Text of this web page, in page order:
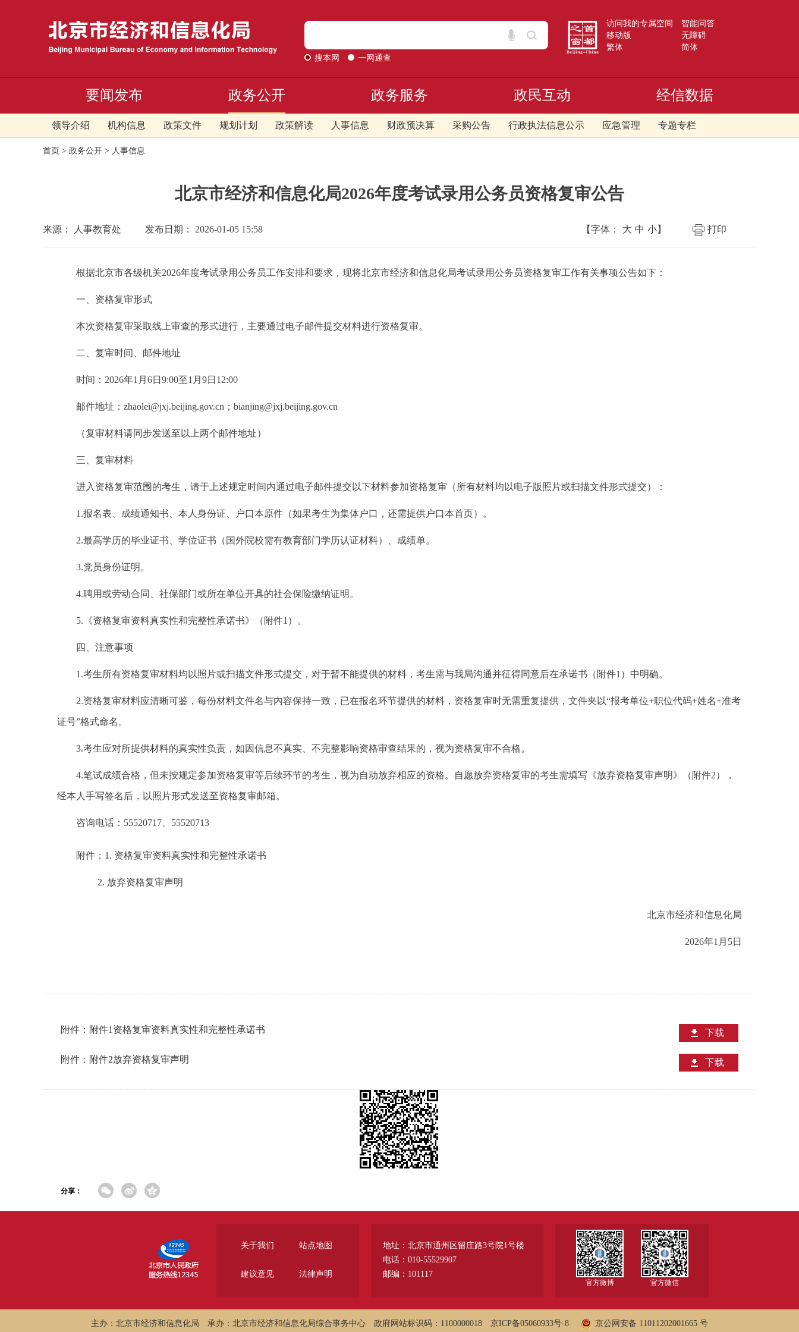
搜本网 一网通查
访问我的专属空间
智能问答
移动版
无障碍
繁体
简体
要闻发布 政务公开
领导介绍 机构信息 政策文件 规划计划 政策解读 人事信息 财政预决算 采购公告 行政执法信息公示 应急管理 专题专栏
政务服务 政民互动 经信数据
首页 > 政务公开 > 人事信息
北京市经济和信息化局2026年度考试录用公务员资格复审公告
来源： 人事教育处 发布日期： 2026-01-05 15:58 【字体： 大 中 小】 打印
根据北京市各级机关2026年度考试录用公务员工作安排和要求，现将北京市经济和信息化局考试录用公务员资格复审工作有关事项公告如下：
一、资格复审形式
本次资格复审采取线上审查的形式进行，主要通过电子邮件提交材料进行资格复审。
二、复审时间、邮件地址
时间：2026年1月6日9:00至1月9日12:00
邮件地址：zhaolei@jxj.beijing.gov.cn；bianjing@jxj.beijing.gov.cn
（复审材料请同步发送至以上两个邮件地址）
三、复审材料
进入资格复审范围的考生，请于上述规定时间内通过电子邮件提交以下材料参加资格复审（所有材料均以电子版照片或扫描文件形式提交）：
1.报名表、成绩通知书、本人身份证、户口本原件（如果考生为集体户口，还需提供户口本首页）。
2.最高学历的毕业证书、学位证书（国外院校需有教育部门学历认证材料）、成绩单。
3.党员身份证明。
4.聘用或劳动合同、社保部门或所在单位开具的社会保险缴纳证明。
5.《资格复审资料真实性和完整性承诺书》（附件1）。
四、注意事项
1.考生所有资格复审材料均以照片或扫描文件形式提交，对于暂不能提供的材料，考生需与我局沟通并征得同意后在承诺书（附件1）中明确。
2.资格复审材料应清晰可鉴，每份材料文件名与内容保持一致，已在报名环节提供的材料，资格复审时无需重复提供，文件夹以“报考单位+职位代码+姓名+准考
证号”格式命名。
3.考生应对所提供材料的真实性负责，如因信息不真实、不完整影响资格审查结果的，视为资格复审不合格。
4.笔试成绩合格，但未按规定参加资格复审等后续环节的考生，视为自动放弃相应的资格。自愿放弃资格复审的考生需填写《放弃资格复审声明》（附件2），
经本人手写签名后，以照片形式发送至资格复审邮箱。
咨询电话：55520717、55520713
附件：1. 资格复审资料真实性和完整性承诺书
2. 放弃资格复审声明
北京市经济和信息化局
2026年1月5日
附件： 附件1资格复审资料真实性和完整性承诺书 下载
附件： 附件2放弃资格复审声明 下载
分享：
关于我们 站点地图
建议意见 法律声明
地址：北京市通州区留庄路3号院1号楼
电话：010-55529907
邮编：101117
官方微博 官方微信
主办：北京市经济和信息化局 承办：北京市经济和信息化局综合事务中心 政府网站标识码：1100000018 京ICP备05060933号-8 京公网安备 11011202001665 号